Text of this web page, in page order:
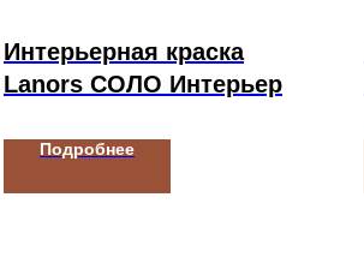
Интерьерная краска
Lanors СОЛО Интерьер
Подробнее